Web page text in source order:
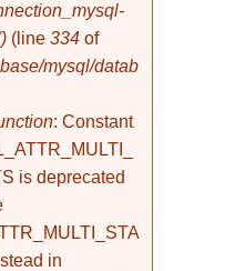
(line 334 of
mysql/datab
: Constant
is deprecated
in